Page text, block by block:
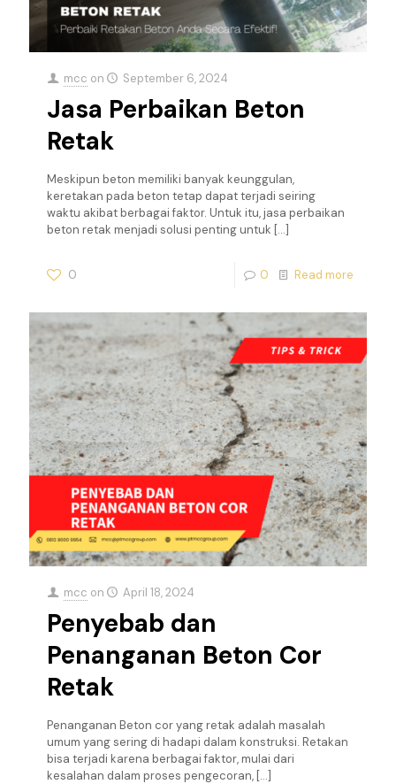
mcc on September 6, 2024
Jasa Perbaikan Beton
Retak
Meskipun beton memiliki banyak keunggulan,
keretakan pada beton tetap dapat terjadi seiring
waktu akibat berbagai faktor. Untuk itu, jasa perbaikan
beton retak menjadi solusi penting untuk […]
0 0 Read more
mcc on April 18, 2024
Penyebab dan
Penanganan Beton Cor
Retak
Penanganan Beton cor yang retak adalah masalah
umum yang sering di hadapi dalam konstruksi. Retakan
bisa terjadi karena berbagai faktor, mulai dari
kesalahan dalam proses pengecoran, […]